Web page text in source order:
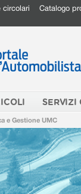
circolari Catalogo
SERVIZI
e Gestione UMC